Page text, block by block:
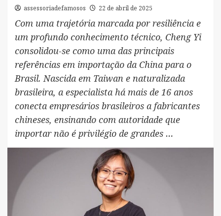
assessoriadefamosos 22 de abril de 2025
Com uma trajetória marcada por resiliência e
um profundo conhecimento técnico, Cheng Yi
consolidou-se como uma das principais
referências em importação da China para o
Brasil. Nascida em Taiwan e naturalizada
brasileira, a especialista há mais de 16 anos
conecta empresários brasileiros a fabricantes
chineses, ensinando com autoridade que
importar não é privilégio de grandes …